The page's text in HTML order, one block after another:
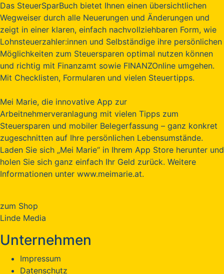
Das SteuerSparBuch bietet Ihnen einen übersichtlichen
Wegweiser durch alle Neuerungen und Änderungen und
zeigt in einer klaren, einfach nachvollziehbaren Form, wie
Lohnsteuerzahler:innen und Selbständige ihre persönlichen
Möglichkeiten zum Steuersparen optimal nutzen können
und richtig mit Finanzamt sowie FINANZOnline umgehen.
Mit Checklisten, Formularen und vielen Steuertipps.
Mei Marie, die innovative App zur
Arbeitnehmerveranlagung mit vielen Tipps zum
Steuersparen und mobiler Belegerfassung – ganz konkret
zugeschnitten auf Ihre persönlichen Lebensumstände.
Laden Sie sich „Mei Marie“ in Ihrem App Store herunter und
holen Sie sich ganz einfach Ihr Geld zurück. Weitere
Informationen unter www.meimarie.at.
zum Shop
Linde Media
Unternehmen
Impressum
Datenschutz